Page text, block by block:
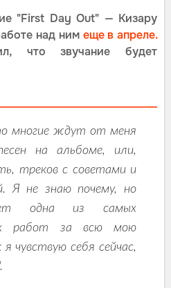
"First Day Out" — Кизару
над ним еще в апреле.
что звучание будет
многие ждут от меня
на альбоме, или,
треков с советами и
Я не знаю почему, но
одна из самых
работ за всю мою
я чувствую себя сейчас,